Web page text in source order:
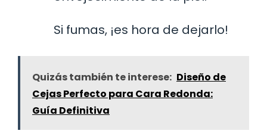
Si fumas, ¡es hora de dejarlo!
Quizás también te interese: Diseño de
Cejas Perfecto para Cara Redonda:
Guía Definitiva